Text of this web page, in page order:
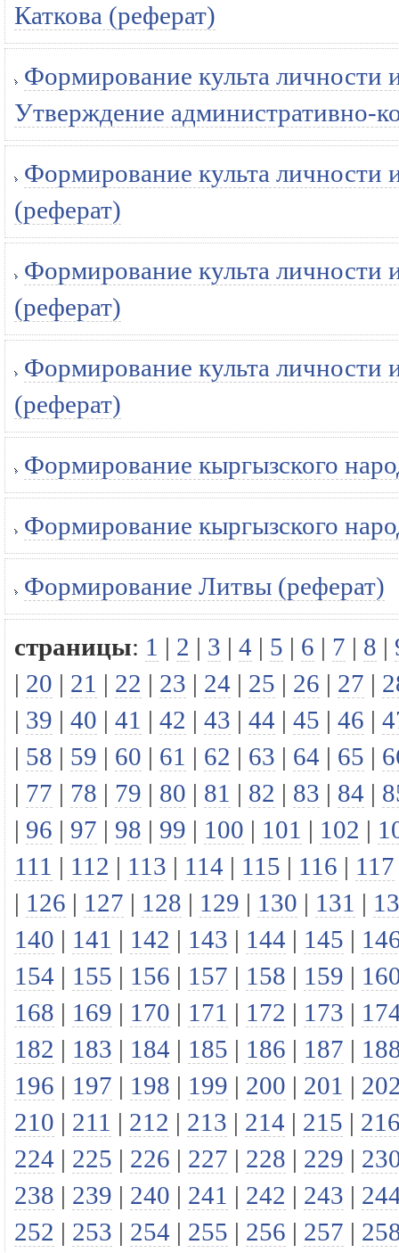
Каткова (реферат)
Формирование культа
Утверждение административно-
Формирование культа
(реферат)
Формирование культа
(реферат)
Формирование культа
(реферат)
Формирование кыргызского
Формирование кыргызского
Формирование Литвы (реферат)
страницы: 1 | 2 | 3 | 4 | 5 | 6 | 7 | 8 |
| 20 | 21 | 22 | 23 | 24 | 25 | 26 | 27 |
| 39 | 40 | 41 | 42 | 43 | 44 | 45 | 46 |
| 58 | 59 | 60 | 61 | 62 | 63 | 64 | 65 |
| 77 | 78 | 79 | 80 | 81 | 82 | 83 | 84 |
| 96 | 97 | 98 | 99 | 100 | 101 | 102 |
111 | 112 | 113 | 114 | 115 | 116 | 117
| 126 | 127 | 128 | 129 | 130 | 131 |
140 | 141 | 142 | 143 | 144 | 145 |
154 | 155 | 156 | 157 | 158 | 159 |
168 | 169 | 170 | 171 | 172 | 173 |
182 | 183 | 184 | 185 | 186 | 187 |
196 | 197 | 198 | 199 | 200 | 201 |
210 | 211 | 212 | 213 | 214 | 215 |
224 | 225 | 226 | 227 | 228 | 229 |
238 | 239 | 240 | 241 | 242 | 243 |
252 | 253 | 254 | 255 | 256 | 257 |